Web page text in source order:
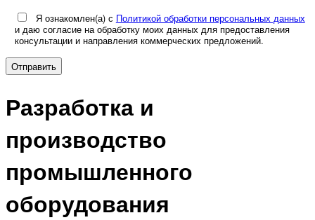
Я ознакомлен(а) с Политикой обработки персональных данных
и даю согласие на обработку моих данных для предоставления
консультации и направления коммерческих предложений.
Разработка и
производство
промышленного
оборудования